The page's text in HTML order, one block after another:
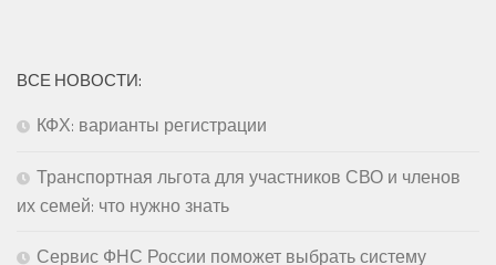
ВСЕ НОВОСТИ:
КФХ: варианты регистрации
Транспортная льгота для участников СВО и членов
их семей: что нужно знать
Сервис ФНС России поможет выбрать систему